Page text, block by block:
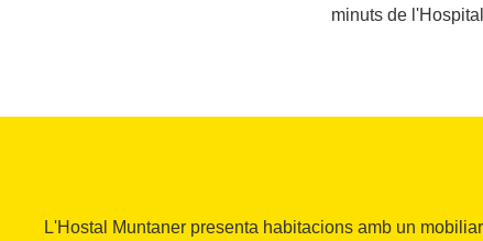
minuts de
L'Hostal Muntaner presenta habitacions amb un